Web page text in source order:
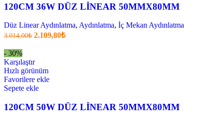
120CM 36W DÜZ LİNEAR 50MMX80MM
Düz Linear Aydınlatma, Aydınlatma, İç Mekan Aydınlatma
3.014,00₺ Orijinal
2.109,80₺Şu
- 30%
Karşılaştır
Hızlı görünüm
Favorilere ekle
Sepete ekle
120CM 50W DÜZ LİNEAR 50MMX80MM